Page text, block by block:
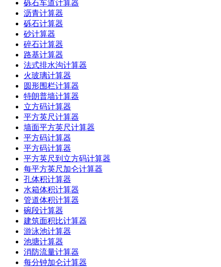
砾石车道计算器
沥青计算器
砾石计算器
砂计算器
碎石计算器
路基计算器
法式排水沟计算器
火玻璃计算器
圆形围栏计算器
特朗普墙计算器
立方码计算器
平方英尺计算器
墙面平方英尺计算器
平方码计算器
平方码计算器
平方英尺到立方码计算器
每平方英尺加仑计算器
孔体积计算器
水箱体积计算器
管道体积计算器
碗段计算器
建筑面积比计算器
游泳池计算器
池塘计算器
消防流量计算器
每分钟加仑计算器